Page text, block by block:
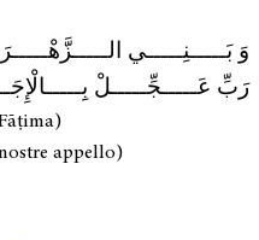
وَ بَـــــنِـــــي
رَبِّ عَـــــجِّـــــلْ
appello)